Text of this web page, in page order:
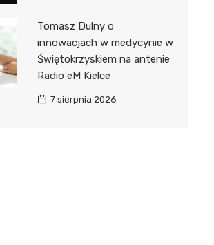
Tomasz Dulny o
innowacjach w medycynie w
Świętokrzyskiem na antenie
Radio eM Kielce
7 sierpnia 2026